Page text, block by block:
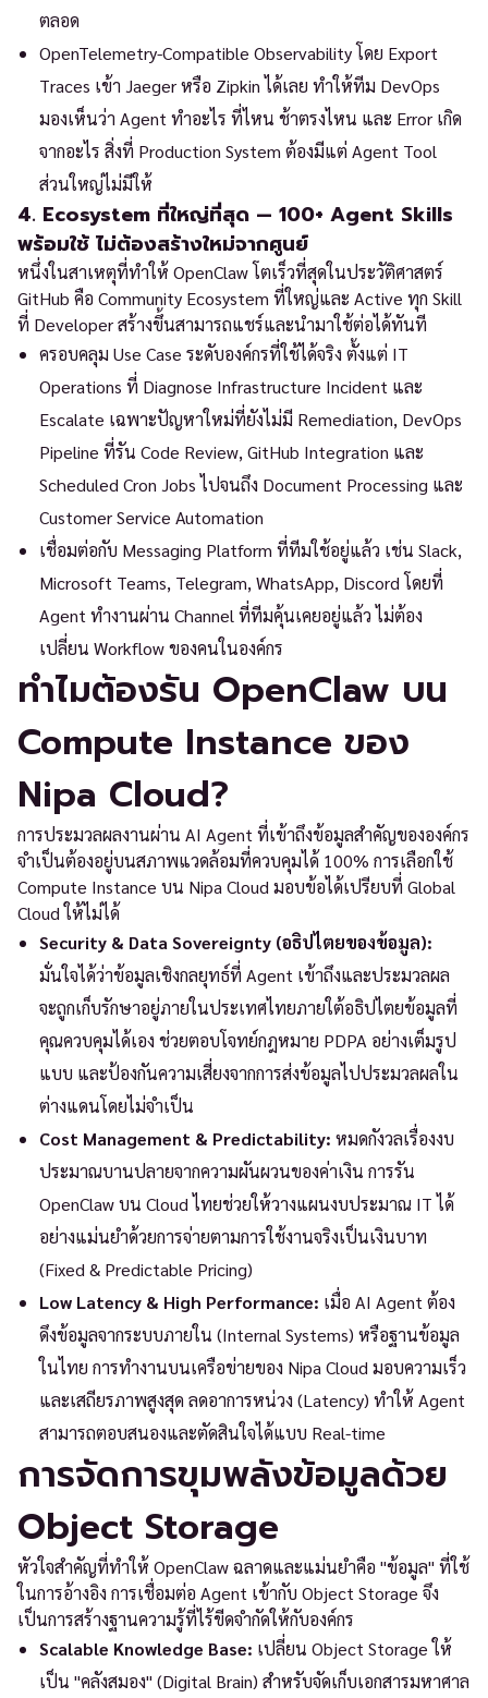
ตลอด
OpenTelemetry-Compatible Observability โดย Export
Traces เข้า Jaeger หรือ Zipkin ได้เลย ทำให้ทีม DevOps
มองเห็นว่า Agent ทำอะไร ที่ไหน ช้าตรงไหน และ Error เกิด
จากอะไร สิ่งที่ Production System ต้องมีแต่ Agent Tool
ส่วนใหญ่ไม่มีให้
4. Ecosystem ที่ใหญ่ที่สุด — 100+ Agent Skills
พร้อมใช้ ไม่ต้องสร้างใหม่จากศูนย์
หนึ่งในสาเหตุที่ทำให้ OpenClaw โตเร็วที่สุดในประวัติศาสตร์
GitHub คือ Community Ecosystem ที่ใหญ่และ Active ทุก Skill
ที่ Developer สร้างขึ้นสามารถแชร์และนำมาใช้ต่อได้ทันที
ครอบคลุม Use Case ระดับองค์กรที่ใช้ได้จริง ตั้งแต่ IT
Operations ที่ Diagnose Infrastructure Incident และ
Escalate เฉพาะปัญหาใหม่ที่ยังไม่มี Remediation, DevOps
Pipeline ที่รัน Code Review, GitHub Integration และ
Scheduled Cron Jobs ไปจนถึง Document Processing และ
Customer Service Automation
เชื่อมต่อกับ Messaging Platform ที่ทีมใช้อยู่แล้ว เช่น Slack,
Microsoft Teams, Telegram, WhatsApp, Discord โดยที่
Agent ทำงานผ่าน Channel ที่ทีมคุ้นเคยอยู่แล้ว ไม่ต้อง
เปลี่ยน Workflow ของคนในองค์กร
ทำไมต้องรัน OpenClaw บน
Compute Instance ของ
Nipa Cloud?
การประมวลผลงานผ่าน AI Agent ที่เข้าถึงข้อมูลสำคัญขององค์กร
จำเป็นต้องอยู่บนสภาพแวดล้อมที่ควบคุมได้ 100% การเลือกใช้
Compute Instance บน Nipa Cloud มอบข้อได้เปรียบที่ Global
Cloud ให้ไม่ได้
Security & Data Sovereignty (อธิปไตยของข้อมูล):
มั่นใจได้ว่าข้อมูลเชิงกลยุทธ์ที่ Agent เข้าถึงและประมวลผล
จะถูกเก็บรักษาอยู่ภายในประเทศไทยภายใต้อธิปไตยข้อมูลที่
คุณควบคุมได้เอง ช่วยตอบโจทย์กฎหมาย PDPA อย่างเต็มรูป
แบบ และป้องกันความเสี่ยงจากการส่งข้อมูลไปประมวลผลใน
ต่างแดนโดยไม่จำเป็น
Cost Management & Predictability: หมดกังวลเรื่องงบ
ประมาณบานปลายจากความผันผวนของค่าเงิน การรัน
OpenClaw บน Cloud ไทยช่วยให้วางแผนงบประมาณ IT ได้
อย่างแม่นยำด้วยการจ่ายตามการใช้งานจริงเป็นเงินบาท
(Fixed & Predictable Pricing)
Low Latency & High Performance: เมื่อ AI Agent ต้อง
ดึงข้อมูลจากระบบภายใน (Internal Systems) หรือฐานข้อมูล
ในไทย การทำงานบนเครือข่ายของ Nipa Cloud มอบความเร็ว
และเสถียรภาพสูงสุด ลดอาการหน่วง (Latency) ทำให้ Agent
สามารถตอบสนองและตัดสินใจได้แบบ Real-time
การจัดการขุมพลังข้อมูลด้วย
Object Storage
หัวใจสำคัญที่ทำให้ OpenClaw ฉลาดและแม่นยำคือ "ข้อมูล" ที่ใช้
ในการอ้างอิง การเชื่อมต่อ Agent เข้ากับ Object Storage จึง
เป็นการสร้างฐานความรู้ที่ไร้ขีดจำกัดให้กับองค์กร
Scalable Knowledge Base: เปลี่ยน Object Storage ให้
เป็น "คลังสมอง" (Digital Brain) สำหรับจัดเก็บเอกสารมหาศาล